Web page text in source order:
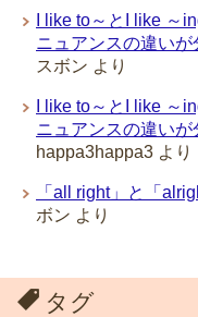
I like to～とI like ～
ニュアンスの違い
スボン より
I like to～とI like ～
ニュアンスの違い
happa3happa3 より
「all right」と「
ボン より
タグ